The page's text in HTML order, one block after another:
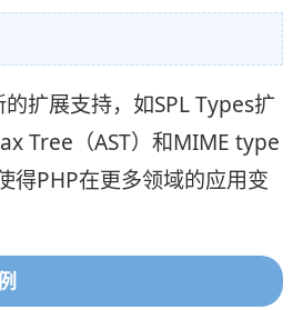
扩展支持，如SPL Types扩
Tree（AST）和MIME type
得PHP在更多领域的应用变